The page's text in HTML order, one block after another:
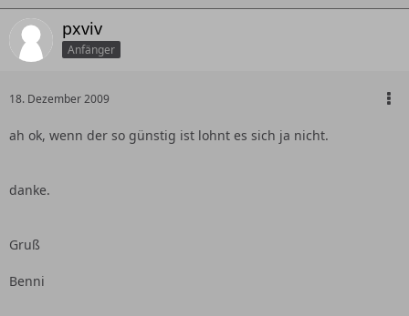
pxviv
Anfänger
18. Dezember 2009
ah ok, wenn der so günstig ist lohnt es sich ja nicht.
danke.
Gruß
Benni